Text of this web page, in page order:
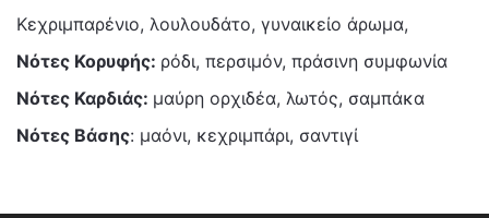
Κεχριμπαρένιο, λουλουδάτο, γυναικείο άρωμα,
Νότες Κορυφής: ρόδι, περσιμόν, πράσινη συμφωνία
Νότες Καρδιάς: μαύρη ορχιδέα, λωτός, σαμπάκα
Νότες Βάσης: μαόνι, κεχριμπάρι, σαντιγί